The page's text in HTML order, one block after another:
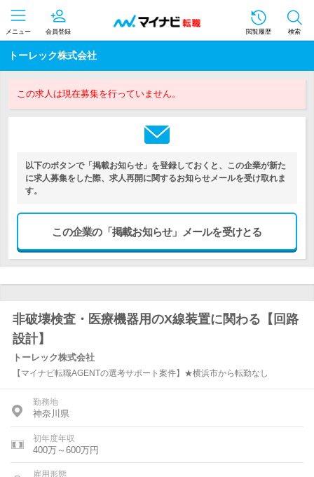
メニュー 会員登録 閲覧履歴 検索
トーレック株式会社
この求人は現在募集を行っていません。
以下のボタンで「掲載お知らせ」を登録しておくと、この企業が新た
に求人募集をした際、求人再開に関するお知らせメールを受け取れま
す。
この企業の「掲載お知らせ」メールを受けとる
非破壊検査・医療機器用のX線装置に関わる【回路
設計】
トーレック株式会社
【マイナビ転職AGENTの選考サポート案件】★横浜市から転勤なし
勤務地
神奈川県
初年度年収
400万～600万円
雇用形態